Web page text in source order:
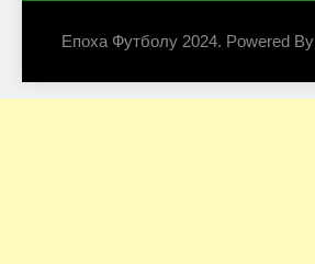
Епоха Футболу 2024. Powered By